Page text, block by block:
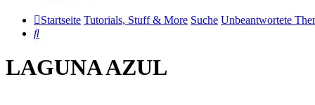
Startseite Tutorials, Stuff & More Suche Unbeantwortete
Suche
LAGUNA AZUL